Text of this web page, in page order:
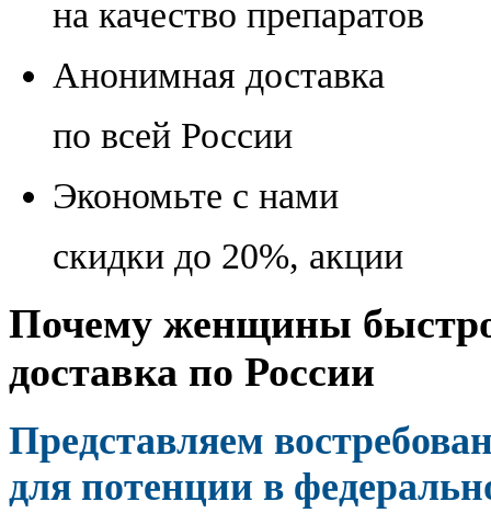
на качество препаратов
Анонимная доставка
по всей России
Экономьте с нами
скидки до 20%, акции
Почему женщины
доставка по России
Представляем
для потенции в